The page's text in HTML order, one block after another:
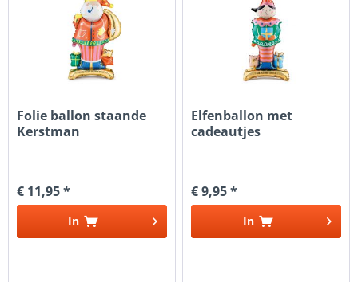
Folie ballon staande
Kerstman
€ 11,95 *
In
Elfenballon met
cadeautjes
€ 9,95 *
In